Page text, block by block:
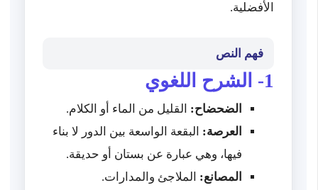
الأفضلية.
فهم النص
1- الشرح اللغوي
الضحضاح: القليل من الماء أو الكلام.
العرصة: البقعة الواسعة بين الدور لا بناء
فيها، وهي عبارة عن بستان أو حديقة.
المصانع: الملاجئ والمدارات.